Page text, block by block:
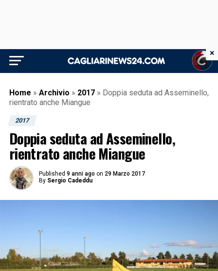
Home » Archivio » 2017 » Doppia seduta ad Asseminello,
rientrato anche Miangue
2017
Doppia seduta ad Asseminello,
rientrato anche Miangue
Published 9 anni ago on 29 Marzo 2017
By Sergio Cadeddu
×